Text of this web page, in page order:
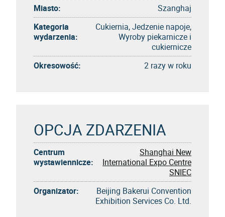
Miasto:
Szanghaj
Kategoria
wydarzenia:
Cukiernia, Jedzenie napoje,
Wyroby piekarnicze i
cukiernicze
Okresowość:
2 razy w roku
OPCJA ZDARZENIA
Centrum
wystawiennicze:
Shanghai New
International Expo Centre
SNIEC
Organizator:
Beijing Bakerui Convention
Exhibition Services Co. Ltd.